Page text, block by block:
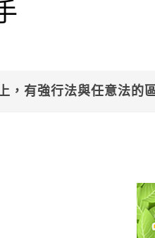
，有強行法與任意法的